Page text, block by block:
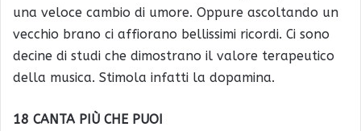
una veloce cambio di umore. Oppure ascoltando un
vecchio brano ci affiorano bellissimi ricordi. Ci sono
decine di studi che dimostrano il valore terapeutico
della musica. Stimola infatti la dopamina.
18 CANTA PIÙ CHE PUOI